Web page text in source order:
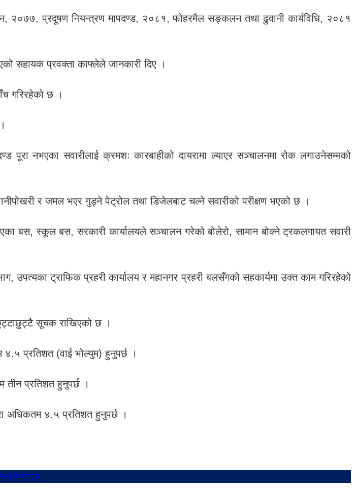
२०७७, प्रदूषण नियन्त्रण मापदण्ड, २०८१, फोहरमैल सङ्कलन तथा ढुवानी कार्यविधि, २०८१
सहायक प्रवक्ता काफ्लेले जानकारी दिए ।
गरिरहेको छ ।
नभएका सवारीलाई क्रमशः कारबाहीको दायरामा ल्याएर सञ्चालनमा रोक लगाउनेसम्मको
र जमल भएर गुड्ने पेट्रोल तथा डिजेलबाट चल्ने सवारीको परीक्षण भएको छ ।
बस, स्कूल बस, सरकारी कार्यालयले सञ्चालन गरेको बोलेरो, सामान बोक्ने ट्रकलगायत सवारी
उपत्यका ट्राफिक प्रहरी कार्यालय र महानगर प्रहरी बलसँगको सहकार्यमा उक्त काम गरिरहेको
छुट्टाछुट्टै सूचक राखिएको छ ।
४.५ प्रतिशत (वाई भोल्युम) हुनुपर्छ ।
तीन प्रतिशत हुनुपर्छ ।
अधिकतम ४.५ प्रतिशत हुनुपर्छ ।
शिर्षकहरु